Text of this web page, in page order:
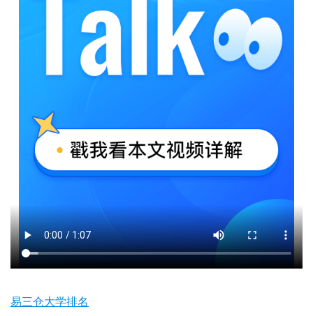
易三仓大学排名